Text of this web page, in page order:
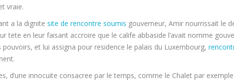
vraie.
a la dignite site de rencontre soumis gouverneur, Amir nourrissait le
tete en leur faisant accroire que le calife abbaside l’avait nomme
et lui assigna pour residence le palais du Luxembourg,
d’une innocuite consacree par le temps, comme le Chalet par